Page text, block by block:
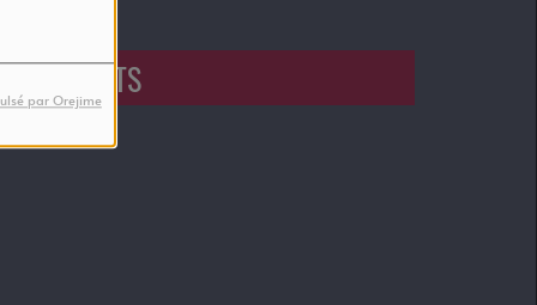
par Orejime